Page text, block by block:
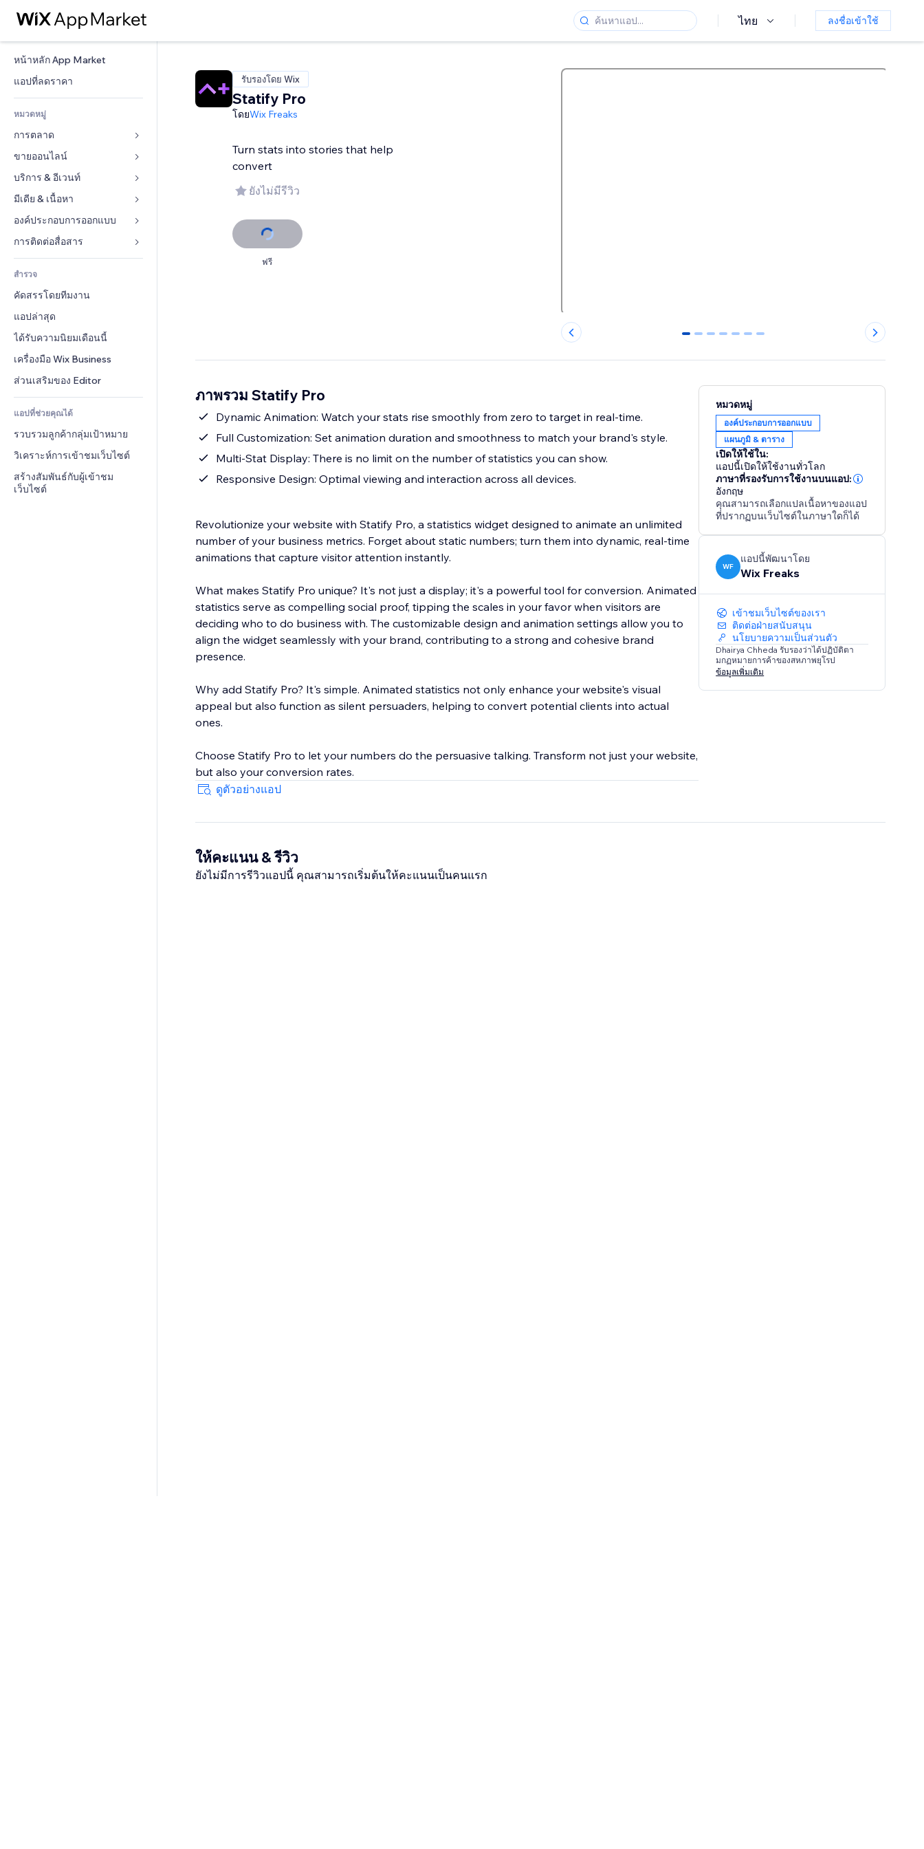
ไทย ลงชื่อเข้าใช้
หน้าหลัก App Market
แอปที่ลดราคา
หมวดหมู่
การตลาด
โฆษณา
โทรศัพท์มือถือ
บทวิเคราะห์
โซเชียล
ทำอันดับเว็บไซต์
อีเมล
ขายออนไลน์
แอปสำหรับร้านค้า
การจัดส่ง & ส่งมอบสินค้า
ปุ่มการจำหน่าย
คอร์สออนไลน์
บัญชี
คูปอง & ความภักดีในแบรนด์
โซลูชันคลังสินค้า
การดรอปชิป
(Crowdfunding)
อาหาร & เครื่องดื่ม
บริการ & อีเวนท์
โรงแรม
อีเวนท์
ร้านอาหาร
อสังหาริมทรัพย์
การจอง
มีเดีย & เนื้อหา
แกลเลอรี
เพลง
พอดแคสต์
การถ่ายภาพ
วิดีโอ
PDF
การแชร์ไฟล์
ข่าว
องค์ประกอบการออกแบบ
แผนที่  & การนำทาง
ส่วนบุคคล & ความปลอดภัย
นาฬิกา
เทมเพลตเพจ
เอฟเฟกต์รูปภาพ
ปุ่ม & เมนู
แบนเนอร์ & สัญลักษณ์
เครื่องคำนวน
ค้นหา
อากาศ
แผนภูมิ & ตาราง
แบบฟอร์ม
แบบสำรวจ
แชต
หมายเหตุ
โทรศัพท์
ชุมชน
รีวิว & การรับรอง
CRM
สำรวจ
คัดสรรโดยทีมงาน
แอปล่าสุด
ได้รับความนิยมเดือนนี้
เครื่องมือ Wix Business
ส่วนเสริมของ Editor
แอปที่ช่วยคุณได้
รวบรวมลูกค้ากลุ่มเป้าหมาย
วิเคราะห์การเข้าชมเว็บไซต์
สร้างสัมพันธ์กับผู้เข้าชม
เว็บไซต์
รับรองโดย Wix
Statify Pro
โดยWix Freaks
Turn stats into stories that help
convert
ยังไม่มีรีวิว
ฟรี
0 1 2 3 4 5 6
ภาพรวม Statify Pro
Dynamic Animation: Watch your stats rise smoothly from zero to target in real-time.
Full Customization: Set animation duration and smoothness to match your brand's style.
Multi-Stat Display: There is no limit on the number of statistics you can show.
Responsive Design: Optimal viewing and interaction across all devices.
Revolutionize your website with Statify Pro, a statistics widget designed to animate an unlimited
number of your business metrics. Forget about static numbers; turn them into dynamic, real-time
animations that capture visitor attention instantly.
What makes Statify Pro unique? It's not just a display; it's a powerful tool for conversion. Animated
statistics serve as compelling social proof, tipping the scales in your favor when visitors are
deciding who to do business with. The customizable design and animation settings allow you to
align the widget seamlessly with your brand, contributing to a strong and cohesive brand
presence.
Why add Statify Pro? It's simple. Animated statistics not only enhance your website's visual
appeal but also function as silent persuaders, helping to convert potential clients into actual
ones.
Choose Statify Pro to let your numbers do the persuasive talking. Transform not just your website,
but also your conversion rates.
ดูตัวอย่างแอป
หมวดหมู่
องค์ประกอบการออกแบบ
แผนภูมิ & ตาราง
เปิดให้ใช้ใน:
แอปนี้เปิดให้ใช้งานทั่วโลก
ภาษาที่รองรับการใช้งานบนแอป:
อังกฤษ
คุณสามารถเลือกแปลเนื้อหาของแอป
ที่ปรากฏบนเว็บไซต์ในภาษาใดก็ได้
WF
แอปนี้พัฒนาโดย
Wix Freaks
เข้าชมเว็บไซต์ของเรา
ติดต่อฝ่ายสนับสนุน
นโยบายความเป็นส่วนตัว
Dhairya Chheda รับรองว่าได้ปฏิบัติตา
มกฏหมายการค้าของสหภาพยุโรป
ข้อมูลเพิ่มเติม
ให้คะแนน & รีวิว
ยังไม่มีการรีวิวแอปนี้ คุณสามารถเริ่มต้นให้คะแนนเป็นคนแรก